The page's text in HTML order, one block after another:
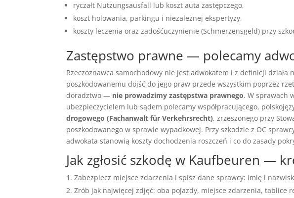
ryczałt Nutzungsausfall lub koszt auta zastępczego,
koszt holowania, parkingu i niezależnej ekspertyzy,
koszty leczenia oraz zadośćuczynienie (Schmerzensgeld) przy
Zastępstwo prawne — polecamy
Rzeczoznawca samochodowy nie jest adwokatem i z definicji działa
poszkodowanemu dojść do jego praw przede wszystkim poprzez
doradztwo — nie prowadzimy zastępstwa prawnego. W sprawach
ubezpieczycielem lub sądem polecamy współpracującego,
drogowego (Fachanwalt für Verkehrsrecht), zrzeszonego przy
poszkodowanego w sprawie wypadkowej. Przy szkodzie z OC
adwokata stanowią koszty dochodzenia roszczeń i co do zasady
Jak zgłosić szkodę w Kaufbeuren —
Zabezpiecz miejsce zdarzenia i spisz dane sprawcy: imię i
Zrób jak najwięcej zdjęć: oba pojazdy, miejsce zdarzenia, tablice